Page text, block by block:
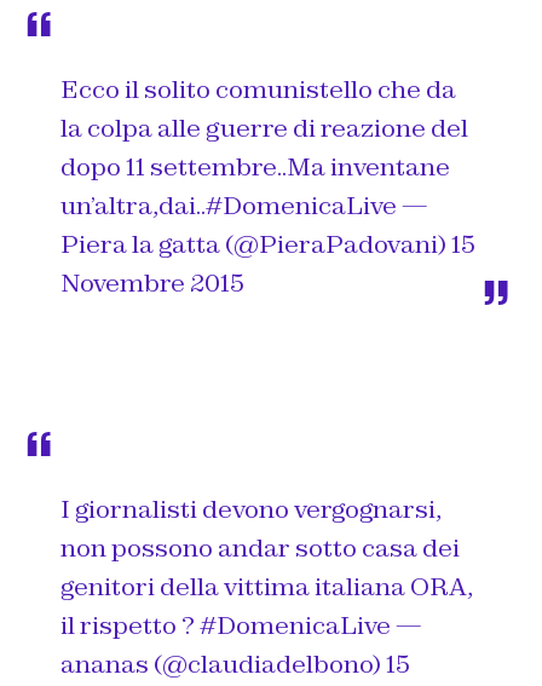
Ecco il solito comunistello che da
la colpa alle guerre di reazione del
dopo 11 settembre..Ma inventane
un’altra,dai..#DomenicaLive—
Piera la gatta (@PieraPadovani)15
Novembre 2015
I giornalisti devono vergognarsi,
non possono andar sotto casa dei
genitori della vittima italiana ORA,
il rispetto ?#DomenicaLive—
ananas (@claudiadelbono)15